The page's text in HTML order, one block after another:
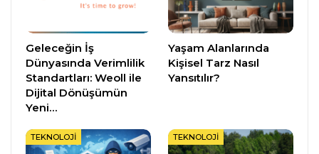
Geleceğin İş
Dünyasında Verimlilik
Standartları: Weoll ile
Dijital Dönüşümün
Yeni…
Yaşam Alanlarında
Kişisel Tarz Nasıl
Yansıtılır?
TEKNOLOJI TEKNOLOJI